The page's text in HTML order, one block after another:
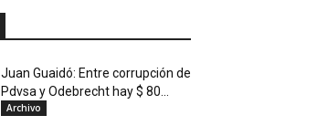
Juan Guaidó: Entre corrupción de
Pdvsa y Odebrecht hay $ 80...
Archivo